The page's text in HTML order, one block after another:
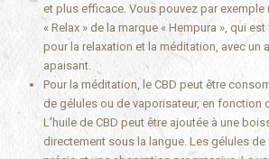
et plus efficace. Vous pouvez par exemple
« Relax » de la marque « Hempura », qui
pour la relaxation et la méditation, avec un
apaisant.
Pour la méditation, le CBD peut être
de gélules ou de vaporisateur, en fonction
L’huile de CBD peut être ajoutée à une
directement sous la langue. Les gélules